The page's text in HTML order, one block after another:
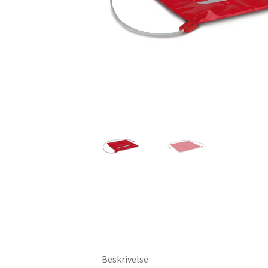
Beskrivelse